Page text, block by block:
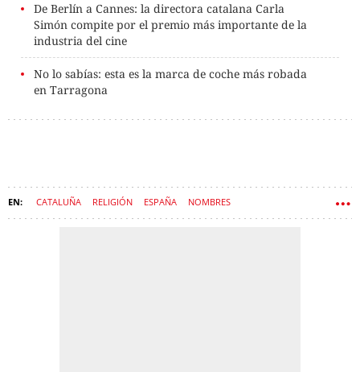
De Berlín a Cannes: la directora catalana Carla
Simón compite por el premio más importante de la
industria del cine
No lo sabías: esta es la marca de coche más robada
en Tarragona
CATALUÑA RELIGIÓN ESPAÑA NOMBRES